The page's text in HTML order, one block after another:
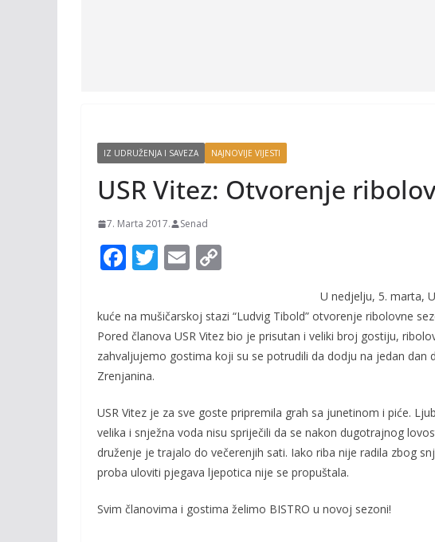
IZ UDRUŽENJA I SAVEZA NAJNOVIJE VIJESTI
USR Vitez: Otvorenje
7. Marta 2017. Senad
F
e
b
o
o
k
T
itt
er
E
ai
l
p
y
Li
k
U nedjelju, 5. marta,
kuće na mušičarskoj stazi “Ludvig Tibold” otvorenje ribolovne
Pored članova USR Vitez bio je prisutan i veliki broj gostiju,
zahvaljujemo gostima koji su se potrudili da dodju na jedan dan
Zrenjanina.
USR Vitez je za sve goste pripremila grah sa junetinom i piće.
velika i snježna voda nisu spriječili da se nakon dugotrajnog
druženje je trajalo do večerenjih sati. Iako riba nije radila zbog
proba uloviti pjegava ljepotica nije se propuštala.
Svim članovima i gostima želimo BISTRO u novoj sezoni!